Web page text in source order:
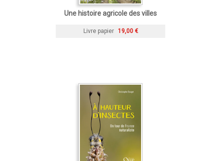
Une histoire agricole des villes
Livre papier 19,00 €